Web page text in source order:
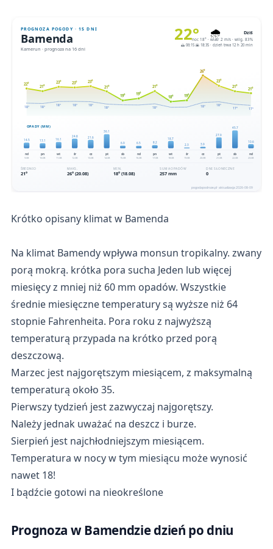
Krótko opisany klimat w Bamenda
Na klimat Bamendy wpływa monsun tropikalny. zwany
porą mokrą. krótka pora sucha Jeden lub więcej
miesięcy z mniej niż 60 mm opadów. Wszystkie
średnie miesięczne temperatury są wyższe niż 64
stopnie Fahrenheita. Pora roku z najwyższą
temperaturą przypada na krótko przed porą
deszczową.
Marzec jest najgorętszym miesiącem, z maksymalną
temperaturą około 35.
Pierwszy tydzień jest zazwyczaj najgorętszy.
Należy jednak uważać na deszcz i burze.
Sierpień jest najchłodniejszym miesiącem.
Temperatura w nocy w tym miesiącu może wynosić
nawet 18!
I bądźcie gotowi na nieokreślone
Prognoza w Bamendzie dzień po dniu